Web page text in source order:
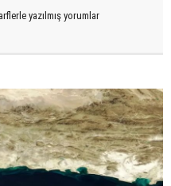
yazılmış yorumlar